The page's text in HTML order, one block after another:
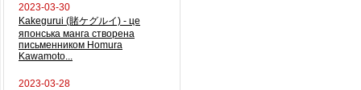
2023-03-30
Kakegurui (賭ケグルイ) - це
японська манга створена
письменником Homura
Kawamoto...
2023-03-28